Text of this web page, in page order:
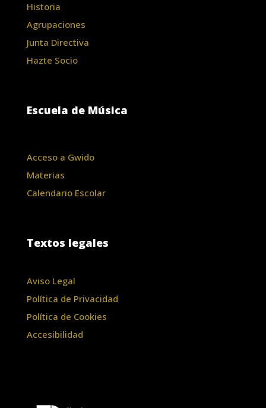
Historia
Agrupaciones
Junta Directiva
Hazte Socio
Escuela de Música
Acceso a Gwido
Materias
Calendario Escolar
Textos legales
Aviso Legal
Política de Privacidad
Política de Cookies
Accesibilidad